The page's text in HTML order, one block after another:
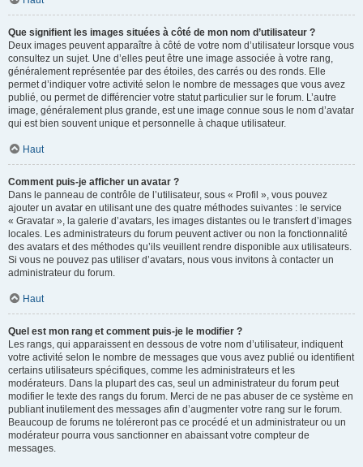
Que signifient les images situées à côté de mon nom d’utilisateur ?
Deux images peuvent apparaître à côté de votre nom d’utilisateur lorsque vous
consultez un sujet. Une d’elles peut être une image associée à votre rang,
généralement représentée par des étoiles, des carrés ou des ronds. Elle
permet d’indiquer votre activité selon le nombre de messages que vous avez
publié, ou permet de différencier votre statut particulier sur le forum. L’autre
image, généralement plus grande, est une image connue sous le nom d’avatar
qui est bien souvent unique et personnelle à chaque utilisateur.
Haut
Comment puis-je afficher un avatar ?
Dans le panneau de contrôle de l’utilisateur, sous « Profil », vous pouvez
ajouter un avatar en utilisant une des quatre méthodes suivantes : le service
« Gravatar », la galerie d’avatars, les images distantes ou le transfert d’images
locales. Les administrateurs du forum peuvent activer ou non la fonctionnalité
des avatars et des méthodes qu’ils veuillent rendre disponible aux utilisateurs.
Si vous ne pouvez pas utiliser d’avatars, nous vous invitons à contacter un
administrateur du forum.
Haut
Quel est mon rang et comment puis-je le modifier ?
Les rangs, qui apparaissent en dessous de votre nom d’utilisateur, indiquent
votre activité selon le nombre de messages que vous avez publié ou identifient
certains utilisateurs spécifiques, comme les administrateurs et les
modérateurs. Dans la plupart des cas, seul un administrateur du forum peut
modifier le texte des rangs du forum. Merci de ne pas abuser de ce système en
publiant inutilement des messages afin d’augmenter votre rang sur le forum.
Beaucoup de forums ne toléreront pas ce procédé et un administrateur ou un
modérateur pourra vous sanctionner en abaissant votre compteur de
messages.